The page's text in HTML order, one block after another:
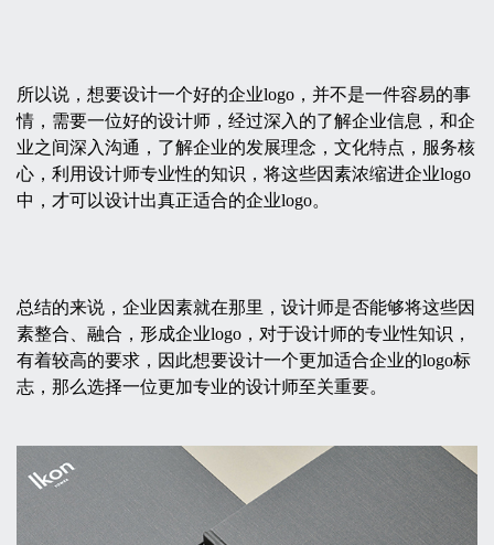
所以说，想要设计一个好的企业logo，并不是一件容易的事
情，需要一位好的设计师，经过深入的了解企业信息，和企
业之间深入沟通，了解企业的发展理念，文化特点，服务核
心，利用设计师专业性的知识，将这些因素浓缩进企业logo
中，才可以设计出真正适合的企业logo。
总结的来说，企业因素就在那里，设计师是否能够将这些因
素整合、融合，形成企业logo，对于设计师的专业性知识，
有着较高的要求，因此想要设计一个更加适合企业的logo标
志，那么选择一位更加专业的设计师至关重要。